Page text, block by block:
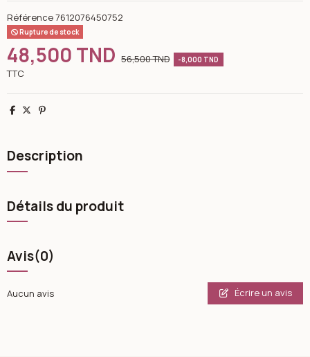
Référence7612076450752
Rupture de stock
48,500 TND 56,500 TND -8,000 TND
TTC
Partager
TweetPinterest
Description
Détails du produit
Avis(0)
Aucun avis Écrire un avis